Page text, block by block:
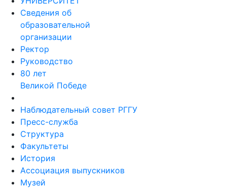
Сведения об
образовательной
организации
Ректор
Руководство
80 лет
Великой Победе
Наблюдательный совет РГГУ
Пресс-служба
Структура
Факультеты
История
Ассоциация выпускников
Музей